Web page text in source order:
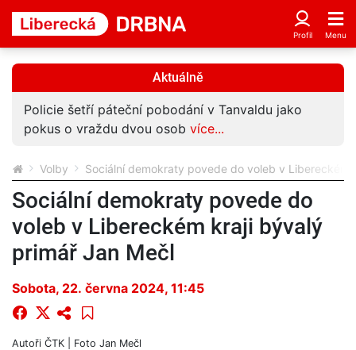
Aktuálně
Policie šetří páteční pobodání v Tanvaldu jako
pokus o vraždu dvou osob více...
Volby Sociální demokraty povede do voleb v Libereckém
Sociální demokraty povede do
voleb v Libereckém kraji bývalý
primář Jan Mečl
Sobota, 22. června 2024, 11:45
Autoři ČTK | Foto Jan Mečl